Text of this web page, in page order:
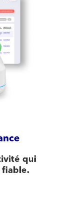
qui
fiable.